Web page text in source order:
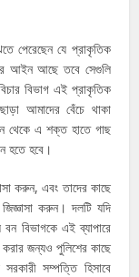
পেরেছেন যে প্রাকৃতিক
আইন আছে তবে সেগুলি
বিভাগ এই প্রাকৃতিক
আমাদের বেঁচে থাকা
থেকে এ শক্ত হাতে গাছ
হতে হবে।
করুন, এবং তাদের কাছে
করুন। দলটি যদি
বিভাগকে এই ব্যাপারে
জন্যও পুলিশের কাছে
সম্পত্তি হিসাবে